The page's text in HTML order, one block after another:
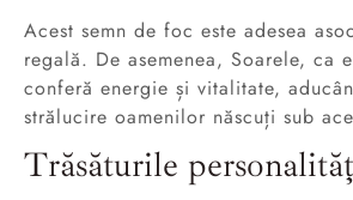
Acest semn de foc este adesea
regală. De asemenea, Soarele, ca
conferă energie și vitalitate,
strălucire oamenilor născuți sub
Trăsăturile